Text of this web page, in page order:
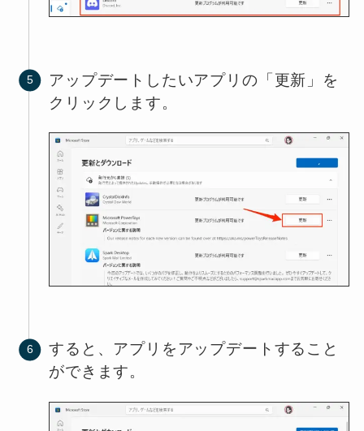
アップデートしたいアプリの「更新」を
クリックします。
すると、アプリをアップデートすること
ができます。